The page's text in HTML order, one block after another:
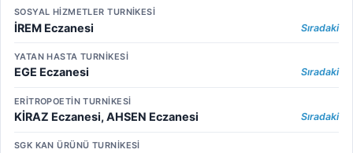
SOSYAL HİZMETLER TURNİKESİ
İREM Eczanesi Sıradaki
YATAN HASTA TURNİKESİ
EGE Eczanesi Sıradaki
ERİTROPOETİN TURNİKESİ
KİRAZ Eczanesi, AHSEN Eczanesi Sıradaki
SGK KAN ÜRÜNÜ TURNİKESİ